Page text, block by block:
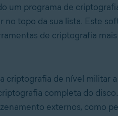
um programa de
no topo da sua lista. Este
de criptografia
criptografia de nível militar
completa do
externos, como